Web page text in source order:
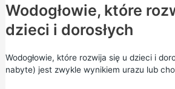
Wodogłowie, które
dzieci i dorosłych
Wodogłowie, które rozwija się u dzieci i
nabyte) jest zwykle wynikiem urazu lub